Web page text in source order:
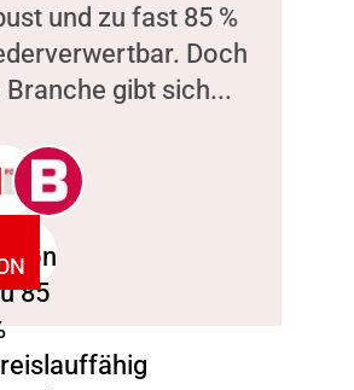
und zu fast 85 %
Doch
Branche gibt sich...